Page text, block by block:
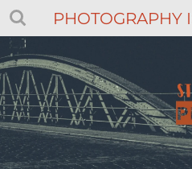
Ga
naar
de
hoofdinhoud
PHOTOGRAPHY